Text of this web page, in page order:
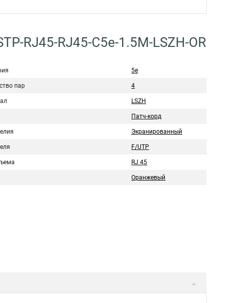
RJ45-RJ45-C5e-1.5M-LSZH-OR
5е
пар 4
LSZH
Патч-корд
Экранированный
F/UTP
RJ 45
Оранжевый